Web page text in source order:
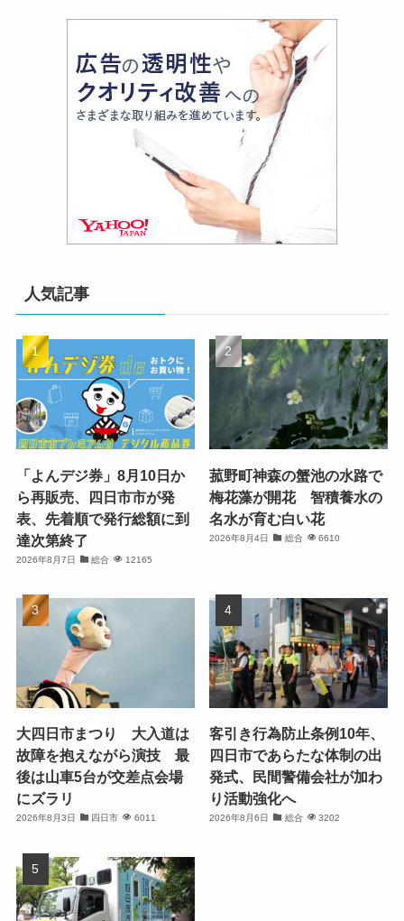
人気記事
「よんデジ券」8月10日か
ら再販売、四日市市が発
表、先着順で発行総額に到
達次第終了
2026年8月7日 総合 12165
菰野町神森の蟹池の水路で
梅花藻が開花 智積養水の
名水が育む白い花
2026年8月4日 総合 6610
大四日市まつり 大入道は
故障を抱えながら演技 最
後は山車5台が交差点会場
にズラリ
2026年8月3日 四日市 6011
客引き行為防止条例10年、
四日市であらたな体制の出
発式、民間警備会社が加わ
り活動強化へ
2026年8月6日 総合 3202